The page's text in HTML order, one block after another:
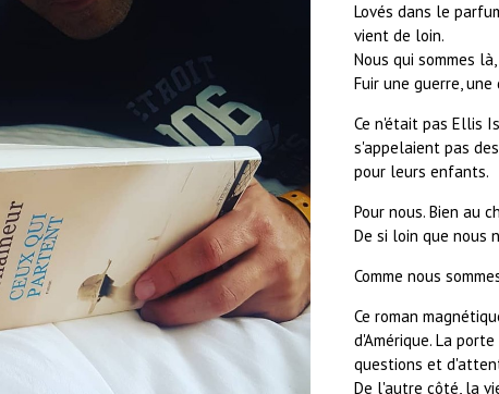
Lovés dans le
vient de loin.
Nous qui sommes
Fuir une guerre,
Ce n'était pas Ellis
s'appelaient pas
pour leurs enfants.
Pour nous. Bien au
De si loin que nous
Comme nous
Ce roman
d'Amérique. La
questions et
De l'autre côté, la